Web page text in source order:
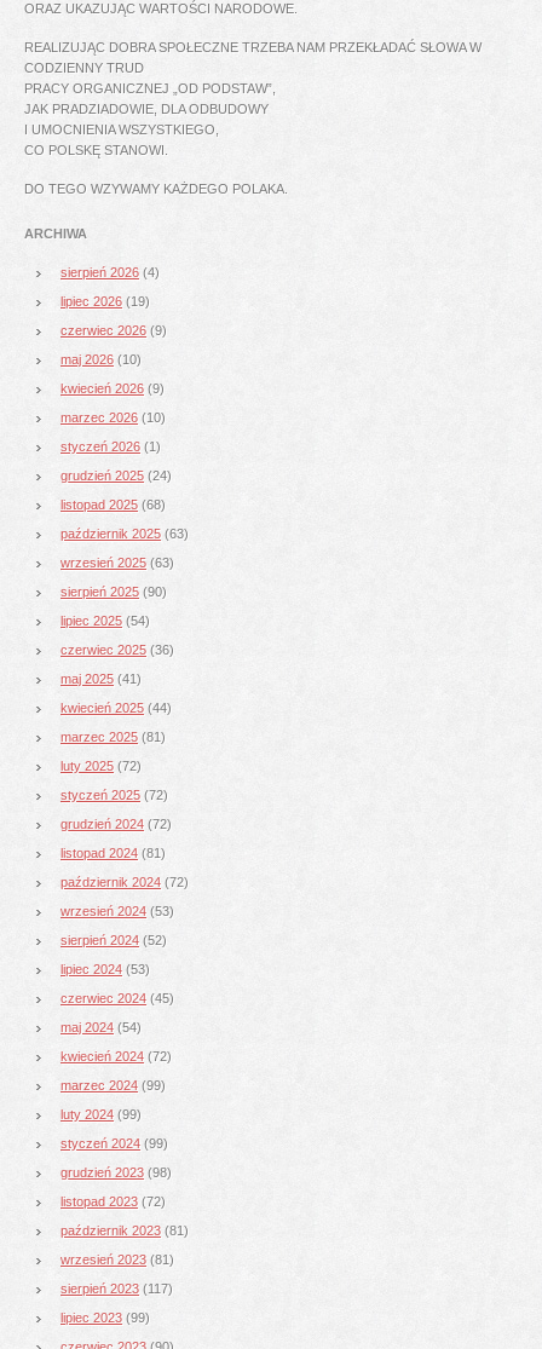
ORAZ UKAZUJĄC WARTOŚCI NARODOWE.
REALIZUJĄC DOBRA SPOŁECZNE TRZEBA NAM PRZEKŁADAĆ SŁOWA W
CODZIENNY TRUD
PRACY ORGANICZNEJ „OD PODSTAW”,
JAK PRADZIADOWIE, DLA ODBUDOWY
I UMOCNIENIA WSZYSTKIEGO,
CO POLSKĘ STANOWI.
DO TEGO WZYWAMY KAŻDEGO POLAKA.
ARCHIWA
sierpień 2026 (4)
lipiec 2026 (19)
czerwiec 2026 (9)
maj 2026 (10)
kwiecień 2026 (9)
marzec 2026 (10)
styczeń 2026 (1)
grudzień 2025 (24)
listopad 2025 (68)
październik 2025 (63)
wrzesień 2025 (63)
sierpień 2025 (90)
lipiec 2025 (54)
czerwiec 2025 (36)
maj 2025 (41)
kwiecień 2025 (44)
marzec 2025 (81)
luty 2025 (72)
styczeń 2025 (72)
grudzień 2024 (72)
listopad 2024 (81)
październik 2024 (72)
wrzesień 2024 (53)
sierpień 2024 (52)
lipiec 2024 (53)
czerwiec 2024 (45)
maj 2024 (54)
kwiecień 2024 (72)
marzec 2024 (99)
luty 2024 (99)
styczeń 2024 (99)
grudzień 2023 (98)
listopad 2023 (72)
październik 2023 (81)
wrzesień 2023 (81)
sierpień 2023 (117)
lipiec 2023 (99)